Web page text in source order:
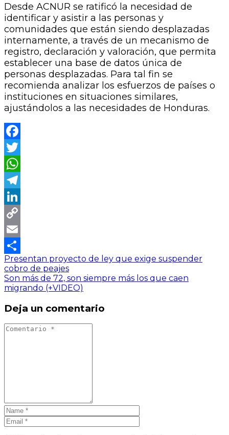
Desde ACNUR se ratificó la necesidad de
identificar y asistir a las personas y
comunidades que están siendo desplazadas
internamente, a través de un mecanismo de
registro, declaración y valoración, que permita
establecer una base de datos única de
personas desplazadas. Para tal fin se
recomienda analizar los esfuerzos de países o
instituciones en situaciones similares,
ajustándolos a las necesidades de Honduras.
Facebook
Twitter
WhatsApp
Telegram
LinkedIn
Copy
Link
Email
Compartir
Presentan proyecto de ley que exige suspender
cobro de peajes
Son más de 72, son siempre más los que caen
migrando (+VIDEO)
Deja un comentario